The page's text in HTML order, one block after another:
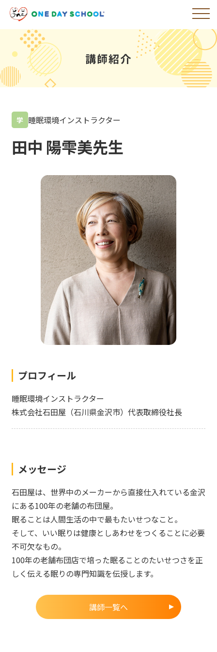
講師紹介
学 睡眠環境インストラクター
田中 陽雫美先生
プロフィール
睡眠環境インストラクター
株式会社石田屋（石川県金沢市）代表取締役社長
メッセージ
石田屋は、世界中のメーカーから直接仕入れている金沢
にある100年の老舗の布団屋。
眠ることは人間生活の中で最もたいせつなこと。
そして、いい眠りは健康としあわせをつくることに必要
不可欠なもの。
100年の老舗布団店で培った眠ることのたいせつさを正
しく伝える眠りの専門知識を伝授します。
講師一覧へ